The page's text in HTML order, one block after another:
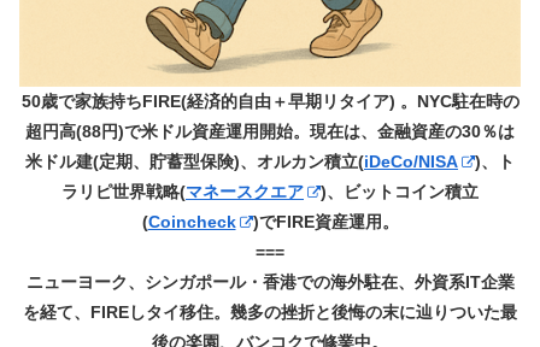
50歳で家族持ちFIRE(経済的自由＋早期リタイア) 。NYC駐在時の
超円高(88円)で米ドル資産運用開始。現在は、金融資産の30％は
米ドル建(定期、貯蓄型保険)、オルカン積立(iDeCo/NISA
)、ト
ラリピ世界戦略(マネースクエア
)、ビットコイン積立
(Coincheck
)でFIRE資産運用。
===
ニューヨーク、シンガポール・香港での海外駐在、外資系IT企業
を経て、FIREしタイ移住。幾多の挫折と後悔の末に辿りついた最
後の楽園、バンコクで修業中。